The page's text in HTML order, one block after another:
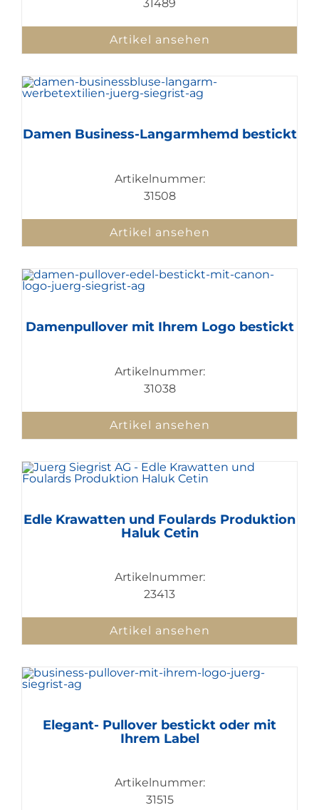
31489
Artikel ansehen
Damen Business-Langarmhemd bestickt
Artikelnummer:
31508
Artikel ansehen
Damenpullover mit Ihrem Logo bestickt
Artikelnummer:
31038
Artikel ansehen
Edle Krawatten und Foulards Produktion
Haluk Cetin
Artikelnummer:
23413
Artikel ansehen
Elegant- Pullover bestickt oder mit
Ihrem Label
Artikelnummer:
31515